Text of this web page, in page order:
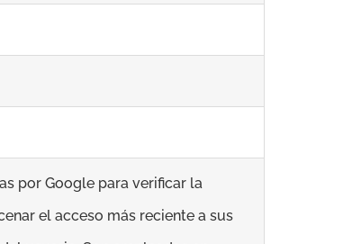
por Google para verificar la
el acceso más reciente a sus